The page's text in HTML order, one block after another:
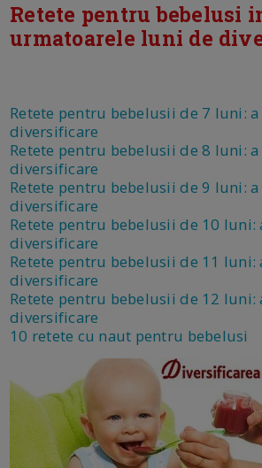
Retete pentru bebelusi
urmatoarele luni de
Retete pentru bebelusii de 7 luni:
diversificare
Retete pentru bebelusii de 8 luni:
diversificare
Retete pentru bebelusii de 9 luni:
diversificare
Retete pentru bebelusii de 10 luni:
diversificare
Retete pentru bebelusii de 11 luni:
diversificare
Retete pentru bebelusii de 12 luni:
diversificare
10 retete cu naut pentru bebelusi